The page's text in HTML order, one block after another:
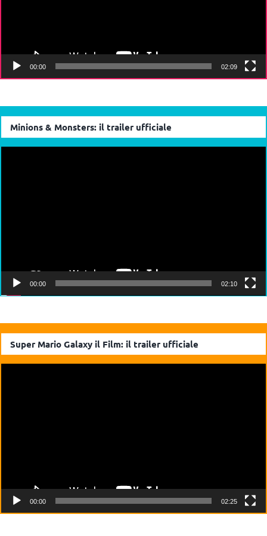
00:00 02:09
Minions & Monsters: il trailer ufficiale
00:00 02:10
Super Mario Galaxy il Film: il trailer ufficiale
00:00 02:25